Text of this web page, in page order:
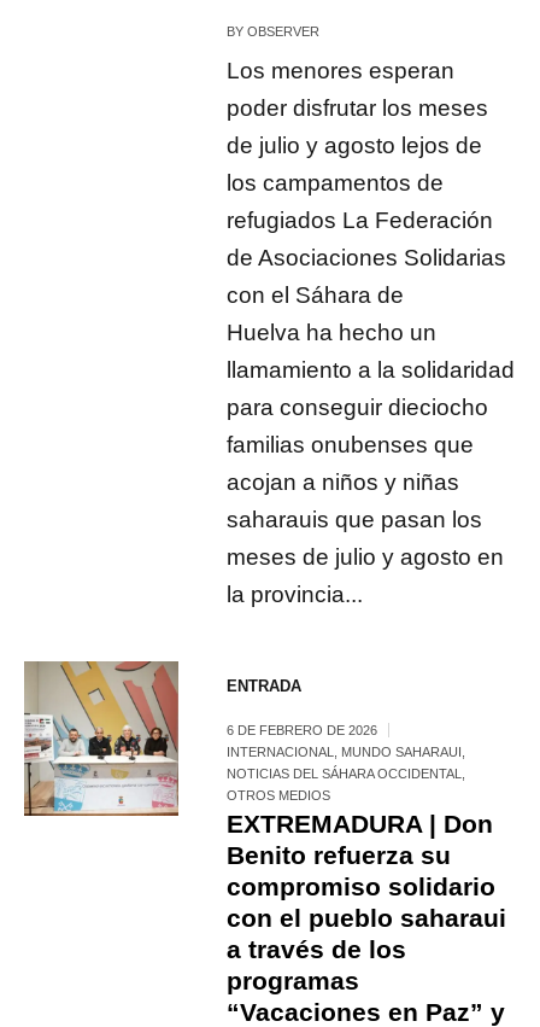
BYOBSERVER
Los menores esperan
poder disfrutar los meses
de julio y agosto lejos de
los campamentos de
refugiados La Federación
de Asociaciones Solidarias
con el Sáhara de
Huelva ha hecho un
llamamiento a la solidaridad
para conseguir dieciocho
familias onubenses que
acojan a niños y niñas
saharauis que pasan los
meses de julio y agosto en
la provincia...
ENTRADA
6 DE FEBRERO DE 2026
INTERNACIONAL
MUNDO SAHARAUI
NOTICIAS DEL SÁHARA OCCIDENTAL
OTROS MEDIOS
EXTREMADURA | Don
Benito refuerza su
compromiso solidario
con el pueblo saharaui
a través de los
programas
“Vacaciones en Paz” y